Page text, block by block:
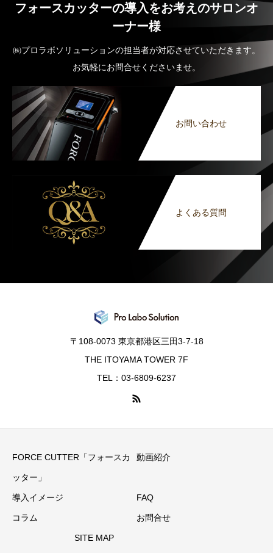
フォースカッターの導入をお考えのサロンオ
ーナー様
㈱プロラボソリューションの担当者が対応させていただきます。
お気軽にお問合せくださいませ。
お問い合わせ
よくある質問
〒108-0073 東京都港区三田3-7-18
THE ITOYAMA TOWER 7F
TEL：03-6809-6237
FORCE CUTTER「フォースカ
ッター」
動画紹介
導入イメージ FAQ
コラム お問合せ
SITE MAP